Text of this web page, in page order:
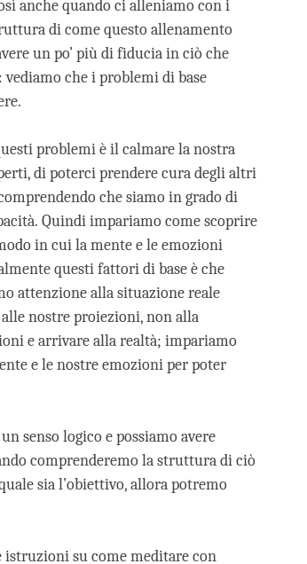
anche quando ci alleniamo con i
di come questo allenamento
un po’ più di fiducia in ciò che
che i problemi di base
problemi è il calmare la nostra
di poterci prendere cura degli altri
che siamo in grado di
Quindi impariamo come scoprire
in cui la mente e le emozioni
questi fattori di base è che
attenzione alla situazione reale
nostre proiezioni, non alla
e arrivare alla realtà; impariamo
e le nostre emozioni per poter
senso logico e possiamo avere
comprenderemo la struttura di ciò
sia l’obiettivo, allora potremo
istruzioni su come meditare con